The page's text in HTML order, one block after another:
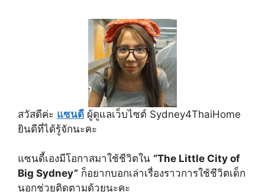
สวัสดีค่ะ แซนดี ผู้ดูแลเว็บไซต์ Sydney4ThaiHome
ยินดีที่ได้รู้จักนะคะ
แซนดี้เองมีโอกาสมาใช้ชีวิตใน “The Little City of
Big Sydney” ก็อยากบอกเล่าเรื่องราวการใช้ชีวิตเด็ก
นอกช่วยติดตามด้วยนะคะ